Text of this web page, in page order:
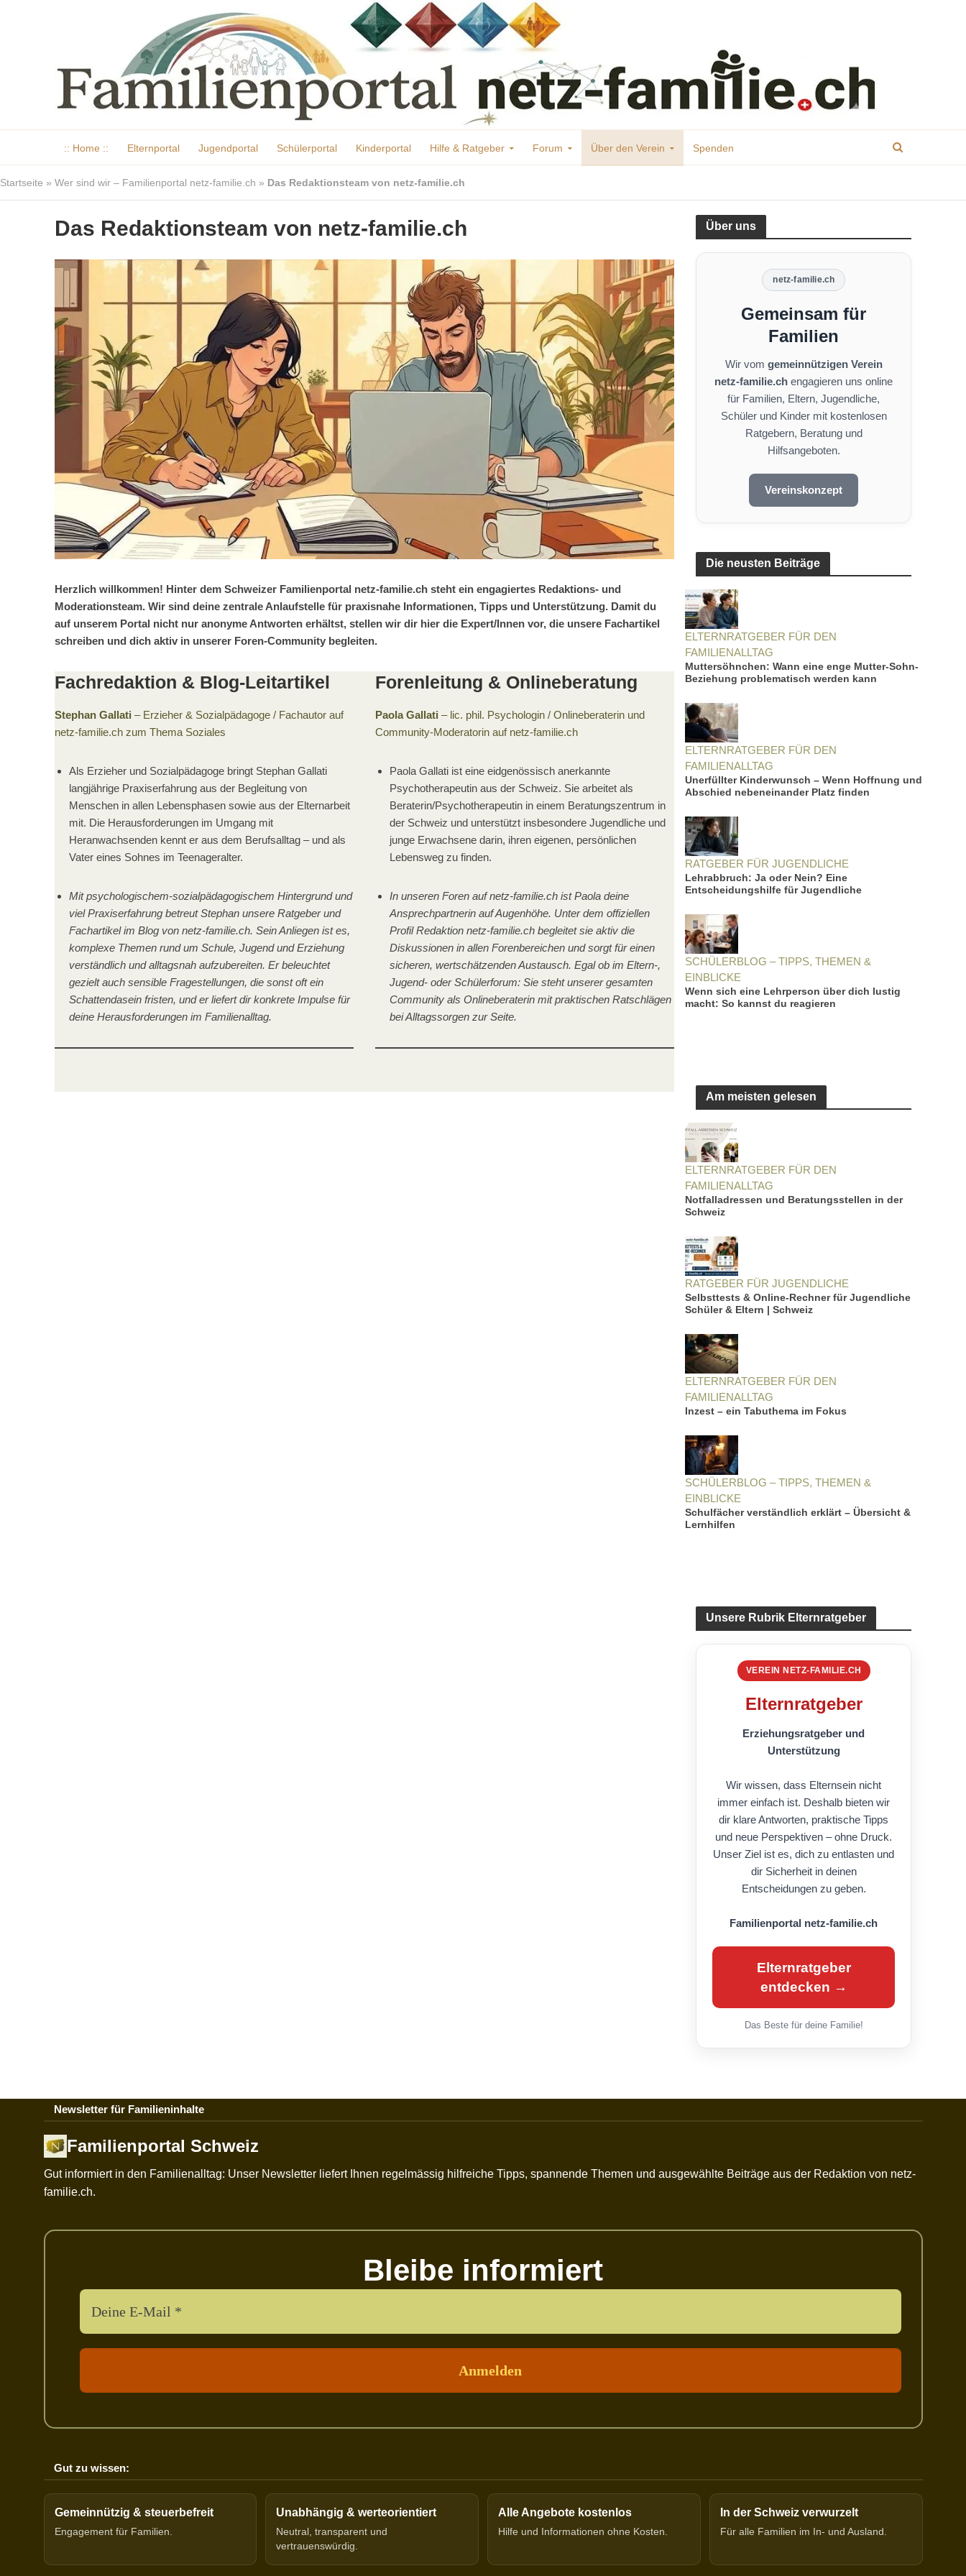
:: Home :: Elternportal Jugendportal Schülerportal Kinderportal Hilfe & Ratgeber Forum Über den Verein Spenden
Startseite » Wer sind wir – Familienportal netz-familie.ch » Das Redaktionsteam von netz-familie.ch
Das Redaktionsteam von netz-familie.ch
Herzlich willkommen! Hinter dem Schweizer Familienportal netz-familie.ch steht ein engagiertes Redaktions- und
Moderationsteam. Wir sind deine zentrale Anlaufstelle für praxisnahe Informationen, Tipps und Unterstützung. Damit du
auf unserem Portal nicht nur anonyme Antworten erhältst, stellen wir dir hier die Expert/Innen vor, die unsere Fachartikel
schreiben und dich aktiv in unserer Foren-Community begleiten.
Fachredaktion & Blog-Leitartikel
Stephan Gallati – Erzieher & Sozialpädagoge / Fachautor auf
netz-familie.ch zum Thema Soziales
Als Erzieher und Sozialpädagoge bringt Stephan Gallati
langjährige Praxiserfahrung aus der Begleitung von
Menschen in allen Lebensphasen sowie aus der Elternarbeit
mit. Die Herausforderungen im Umgang mit
Heranwachsenden kennt er aus dem Berufsalltag – und als
Vater eines Sohnes im Teenageralter.
Mit psychologischem-sozialpädagogischem Hintergrund und
viel Praxiserfahrung betreut Stephan unsere Ratgeber und
Fachartikel im Blog von netz-familie.ch. Sein Anliegen ist es,
komplexe Themen rund um Schule, Jugend und Erziehung
verständlich und alltagsnah aufzubereiten. Er beleuchtet
gezielt auch sensible Fragestellungen, die sonst oft ein
Schattendasein fristen, und er liefert dir konkrete Impulse für
deine Herausforderungen im Familienalltag.
Forenleitung & Onlineberatung
Paola Gallati – lic. phil. Psychologin / Onlineberaterin und
Community-Moderatorin auf netz-familie.ch
Paola Gallati ist eine eidgenössisch anerkannte
Psychotherapeutin aus der Schweiz. Sie arbeitet als
Beraterin/Psychotherapeutin in einem Beratungszentrum in
der Schweiz und unterstützt insbesondere Jugendliche und
junge Erwachsene darin, ihren eigenen, persönlichen
Lebensweg zu finden.
In unseren Foren auf netz-familie.ch ist Paola deine
Ansprechpartnerin auf Augenhöhe. Unter dem offiziellen
Profil Redaktion netz-familie.ch begleitet sie aktiv die
Diskussionen in allen Forenbereichen und sorgt für einen
sicheren, wertschätzenden Austausch. Egal ob im Eltern-,
Jugend- oder Schülerforum: Sie steht unserer gesamten
Community als Onlineberaterin mit praktischen Ratschlägen
bei Alltagssorgen zur Seite.
Über uns
netz-familie.ch
Gemeinsam für
Familien
Wir vom gemeinnützigen Verein
netz-familie.ch engagieren uns online
für Familien, Eltern, Jugendliche,
Schüler und Kinder mit kostenlosen
Ratgebern, Beratung und
Hilfsangeboten.
Vereinskonzept
Die neusten Beiträge
ELTERNRATGEBER FÜR DEN
FAMILIENALLTAG
Muttersöhnchen: Wann eine enge Mutter-Sohn-
Beziehung problematisch werden kann
ELTERNRATGEBER FÜR DEN
FAMILIENALLTAG
Unerfüllter Kinderwunsch – Wenn Hoffnung und
Abschied nebeneinander Platz finden
RATGEBER FÜR JUGENDLICHE
Lehrabbruch: Ja oder Nein? Eine
Entscheidungshilfe für Jugendliche
SCHÜLERBLOG – TIPPS, THEMEN &
EINBLICKE
Wenn sich eine Lehrperson über dich lustig
macht: So kannst du reagieren
Am meisten gelesen
ELTERNRATGEBER FÜR DEN
FAMILIENALLTAG
Notfalladressen und Beratungsstellen in der
Schweiz
RATGEBER FÜR JUGENDLICHE
Selbsttests & Online-Rechner für Jugendliche
Schüler & Eltern | Schweiz
ELTERNRATGEBER FÜR DEN
FAMILIENALLTAG
Inzest – ein Tabuthema im Fokus
SCHÜLERBLOG – TIPPS, THEMEN &
EINBLICKE
Schulfächer verständlich erklärt – Übersicht &
Lernhilfen
Unsere Rubrik Elternratgeber
VEREIN NETZ-FAMILIE.CH
Elternratgeber
Erziehungsratgeber und
Unterstützung
Wir wissen, dass Elternsein nicht
immer einfach ist. Deshalb bieten wir
dir klare Antworten, praktische Tipps
und neue Perspektiven – ohne Druck.
Unser Ziel ist es, dich zu entlasten und
dir Sicherheit in deinen
Entscheidungen zu geben.
Familienportal netz-familie.ch
Elternratgeber
entdecken →
Das Beste für deine Familie!
Newsletter für Familieninhalte
Familienportal Schweiz
Gut informiert in den Familienalltag: Unser Newsletter liefert Ihnen regelmässig hilfreiche Tipps, spannende Themen und ausgewählte Beiträge aus der Redaktion von netz-
familie.ch.
Bleibe informiert
Gut zu wissen:
Gemeinnützig & steuerbefreit
Engagement für Familien.
Unabhängig & werteorientiert
Neutral, transparent und
vertrauenswürdig.
Alle Angebote kostenlos
Hilfe und Informationen ohne Kosten.
In der Schweiz verwurzelt
Für alle Familien im In- und Ausland.